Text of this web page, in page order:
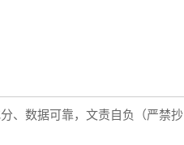
、数据可靠，文责自负（严禁抄